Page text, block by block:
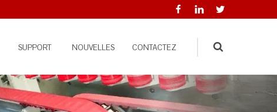
SUPPORT NOUVELLES CONTACTEZ
Search